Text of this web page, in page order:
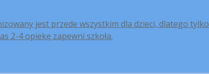
jest przede wszystkim dla dzieci, dlatego
2-4 opiekę zapewni szkoła.